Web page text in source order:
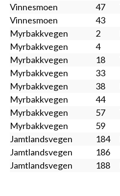
Vinnesmoen
47
Vinnesmoen
43
Myrbakkvegen
2
Myrbakkvegen
4
Myrbakkvegen
18
Myrbakkvegen
33
Myrbakkvegen
38
Myrbakkvegen
44
Myrbakkvegen
57
Myrbakkvegen
59
Jamtlandsvegen
184
Jamtlandsvegen
186
Jamtlandsvegen
188